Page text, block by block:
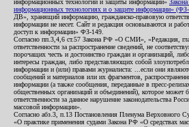
информационных технологий и защиты информации»
информационных технологиях и о защите информации»
ДВ», хранящий информацию, гражданско-правовую
информации не несет. Сайт и редакция основываются и
доступ к информации» ФЗ-149.
Согласно пп.3,4,6 ст.57 Закона РФ «О СМИ», «Редакция,
ответственности за распространение сведений, не
порочащих честь и достоинство граждан и организаций,
интересы граждан, либо представляющих собой
информации и (или) правами журналиста: ...если они
сообщений и материалов или их фрагментов,
информации (а также сообщения, переданные в пресс-
общественных организаций и объединений), которое может
ответственности за данное нарушение законодательства
массовой информации».
Согласно абз.3, п.13 Постановления Пленума Верховного
«О практике применения судами Закона РФ «О средствах